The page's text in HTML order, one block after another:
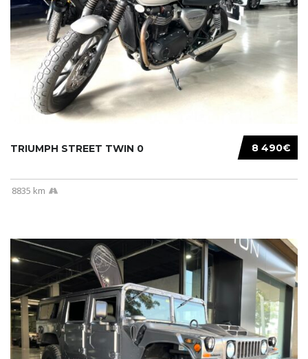
8 490€
TRIUMPH STREET TWIN 0
8835 km